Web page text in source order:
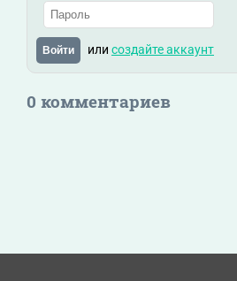
Войти или создайте аккаунт
0 комментариев